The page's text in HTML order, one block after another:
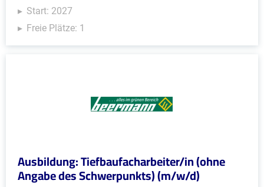
Start: 2027
Freie Plätze: 1
Ausbildung: Tiefbaufacharbeiter/in (ohne
Angabe des Schwerpunkts) (m/w/d)